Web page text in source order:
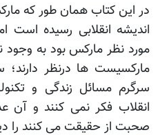
در این کتاب همان طور که
اندیشه انقلابی رسیده است
مورد نظر مارکس بود به وجود
مارکسیست ها درنظر دارند؛
سرگرم مسائل زندگی و
انقلاب فکر نمی کنند و آن
صحبت از حقیقت می کنند را